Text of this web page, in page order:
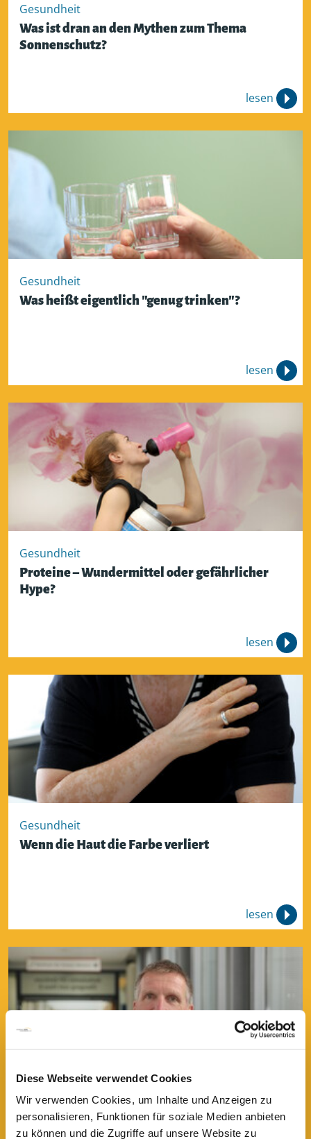
Diese Webseite verwendet Cookies
Wir verwenden Cookies, um Inhalte und Anzeigen zu
personalisieren, Funktionen für soziale Medien anbieten
zu können und die Zugriffe auf unsere Website zu
Gesundheit
Was ist dran an den Mythen zum Thema
Sonnenschutz?
lesen
Gesundheit
Was heißt eigentlich "genug trinken"?
lesen
Gesundheit
Proteine – Wundermittel oder gefährlicher
Hype?
lesen
Gesundheit
Wenn die Haut die Farbe verliert
lesen
Gesundmal4
Gesunde Ernährung: "Es sind keine
komplizierten Formeln nötig"